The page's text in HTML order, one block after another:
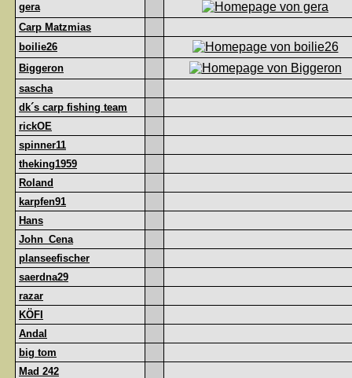
gera
Carp Matzmias
boilie26
Biggeron
sascha
dk´s carp fishing team
rickOE
spinner11
theking1959
Roland
karpfen91
Hans
John_Cena
planseefischer
saerdna29
razar
KÖFI
Andal
big tom
Mad 242